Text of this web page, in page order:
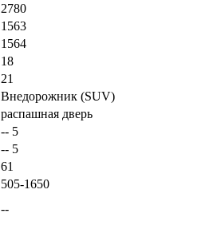
2780
1563
1564
18
21
Внедорожник (SUV)
распашная дверь
-- 5
-- 5
61
505-1650
--